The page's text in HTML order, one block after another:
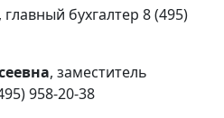
, главный бухгалтер 8 (495)
, заместитель
958-20-38